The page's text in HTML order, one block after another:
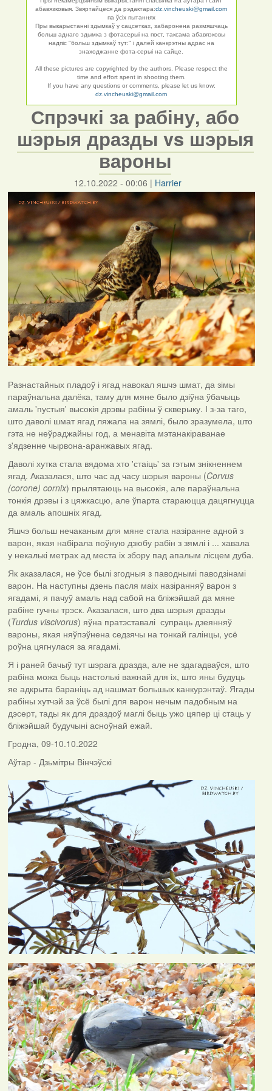
абавязковыя. Звяртайцеся да рэдактара:dz.vincheuski@gmail.com
па ўсіх пытаннях
Пры выкарыстанні здымкаў у сацсетках, забаронена размяшчаць
больш аднаго здымка з фотасерыі на пост, таксама абавязковы
надпіс "больш здымкаў тут:" і далей канкрэтны адрас на
знаходжанне фота-серыі на сайце.
All these pictures are copyrighted by the authors. Please respect the
time and effort spent in shooting them.
If you have any questions or comments, please let us know:
dz.vincheuski@gmail.com
Спрэчкі за рабіну, або
шэрыя дразды vs шэрыя
вароны
12.10.2022 - 00:06 | Harrier
Разнастайных пладоў і ягад навокал яшчэ шмат, да зімы
параўнальна далёка, таму для мяне было дзіўна ўбачыць
амаль 'пустыя' высокія дрэвы рабіны ў скверыку. І з-за таго,
што даволі шмат ягад ляжала на зямлі, было зразумела, што
гэта не неўраджайны год, а менавіта мэтанакіраванае
з'ядзенне чырвона-аранжавых ягад.
Даволі хутка стала вядома хто 'стаіць' за гэтым знікненнем
ягад. Аказалася, што час ад часу шэрыя вароны (Corvus
(corone) cornix) прылятаюць на высокія, але параўнальна
тонкія дрэвы і з цяжкасцю, але ўпарта стараюцца дацягнуцца
да амаль апошніх ягад.
Яшчэ больш нечаканым для мяне стала назіранне адной з
варон, якая набірала поўную дзюбу рабін з зямлі і ... хавала
у некалькі метрах ад места іх збору пад апалым лісцем дуба.
Як аказалася, не ўсе былі згодныя з паводнымі паводзінамі
варон. На наступны дзень пасля маіх назіранняў варон з
ягадамі, я пачуў амаль над сабой на бліжэйшай да мяне
рабіне гучны трэск. Аказалася, што два шэрыя дразды
(Turdus viscivorus) яўна пратэставалі супраць дзеянняў
вароны, якая няўпэўнена седзячы на тонкай галінцы, усё
роўна цягнулася за ягадамі.
Я і раней бачыў тут шэрага дразда, але не здагадваўся, што
рабіна можа быць настолькі важнай для іх, што яны будуць
яе адкрыта бараніць ад нашмат большых канкурэнтаў. Ягады
рабіны хутчэй за ўсё былі для варон нечым падобным на
дэсерт, тады як для драздоў маглі быць ужо цяпер ці стаць у
бліжэйшай будучыні асноўнай ежай.
Гродна, 09-10.10.2022
Аўтар - Дзьмітры Вінчэўскі